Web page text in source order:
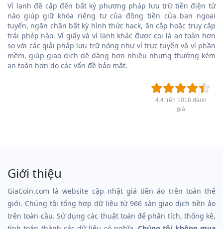
Ví lạnh đề cập đến bất kỳ phương pháp lưu trữ tiền điện tử
nào giúp giữ khóa riêng tư của đồng tiền của bạn ngoại
tuyến, ngăn chặn bất kỳ hình thức hack, ăn cắp hoặc truy cập
trái phép nào. Ví giấy và ví lạnh khác được coi là an toàn hơn
so với các giải pháp lưu trữ nóng như ví trực tuyến và ví phần
mềm, giúp giao dịch dễ dàng hơn nhiều nhưng thường kém
an toàn hơn do các vấn đề bảo mật.
4.4 trên 1016 đánh
giá
Giới thiệu
GiaCoin.com là website cập nhật giá tiền ảo trên toàn thế
giới. Chúng tôi tổng hợp dữ liệu từ 966 sàn giao dịch tiền ảo
trên toàn cầu. Sử dụng các thuật toán để phân tích, thống kê,